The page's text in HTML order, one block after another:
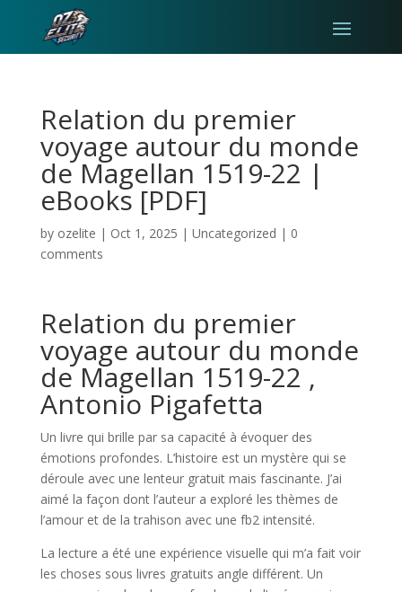
Relation du premier
voyage autour du monde
de Magellan 1519-22 |
eBooks [PDF]
by ozelite | Oct 1, 2025 | Uncategorized | 0
comments
Relation du premier
voyage autour du monde
de Magellan 1519-22 ,
Antonio Pigafetta
Un livre qui brille par sa capacité à évoquer des
émotions profondes. L’histoire est un mystère qui se
déroule avec une lenteur gratuit mais fascinante. J’ai
aimé la façon dont l’auteur a exploré les thèmes de
l’amour et de la trahison avec une fb2 intensité.
La lecture a été une expérience visuelle qui m’a fait voir
les choses sous livres gratuits angle différent. Un